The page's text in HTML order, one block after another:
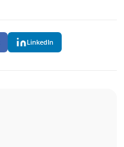
LinkedIn